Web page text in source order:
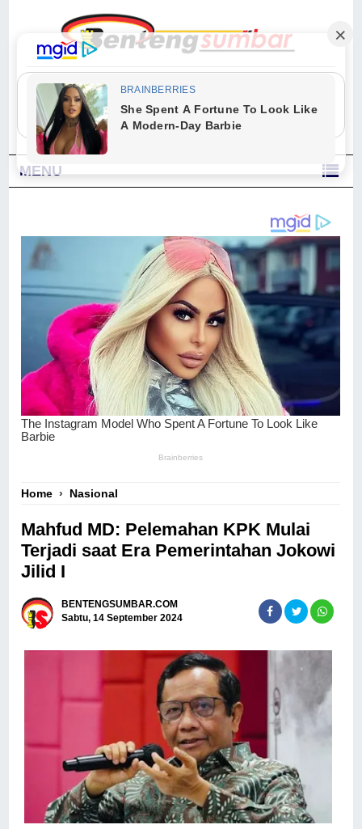
"Sesungguhnya Allah dan para malaikat-Nya berselawat untuk Nabi.
Wahai orang-orang yang beriman, berselawatlah kamu untuk Nabi dan
ucapkanlah salam dengan penuh penghormatan kepadanya." (Qs. Al
Ahzab Ayat 56)
MENU
Home › Nasional
Mahfud MD: Pelemahan KPK Mulai
Terjadi saat Era Pemerintahan Jokowi
Jilid I
BENTENGSUMBAR.COM
Sabtu, 14 September 2024